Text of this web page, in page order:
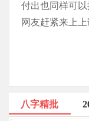
付出也同样可
网友赶紧来上上
八字精批